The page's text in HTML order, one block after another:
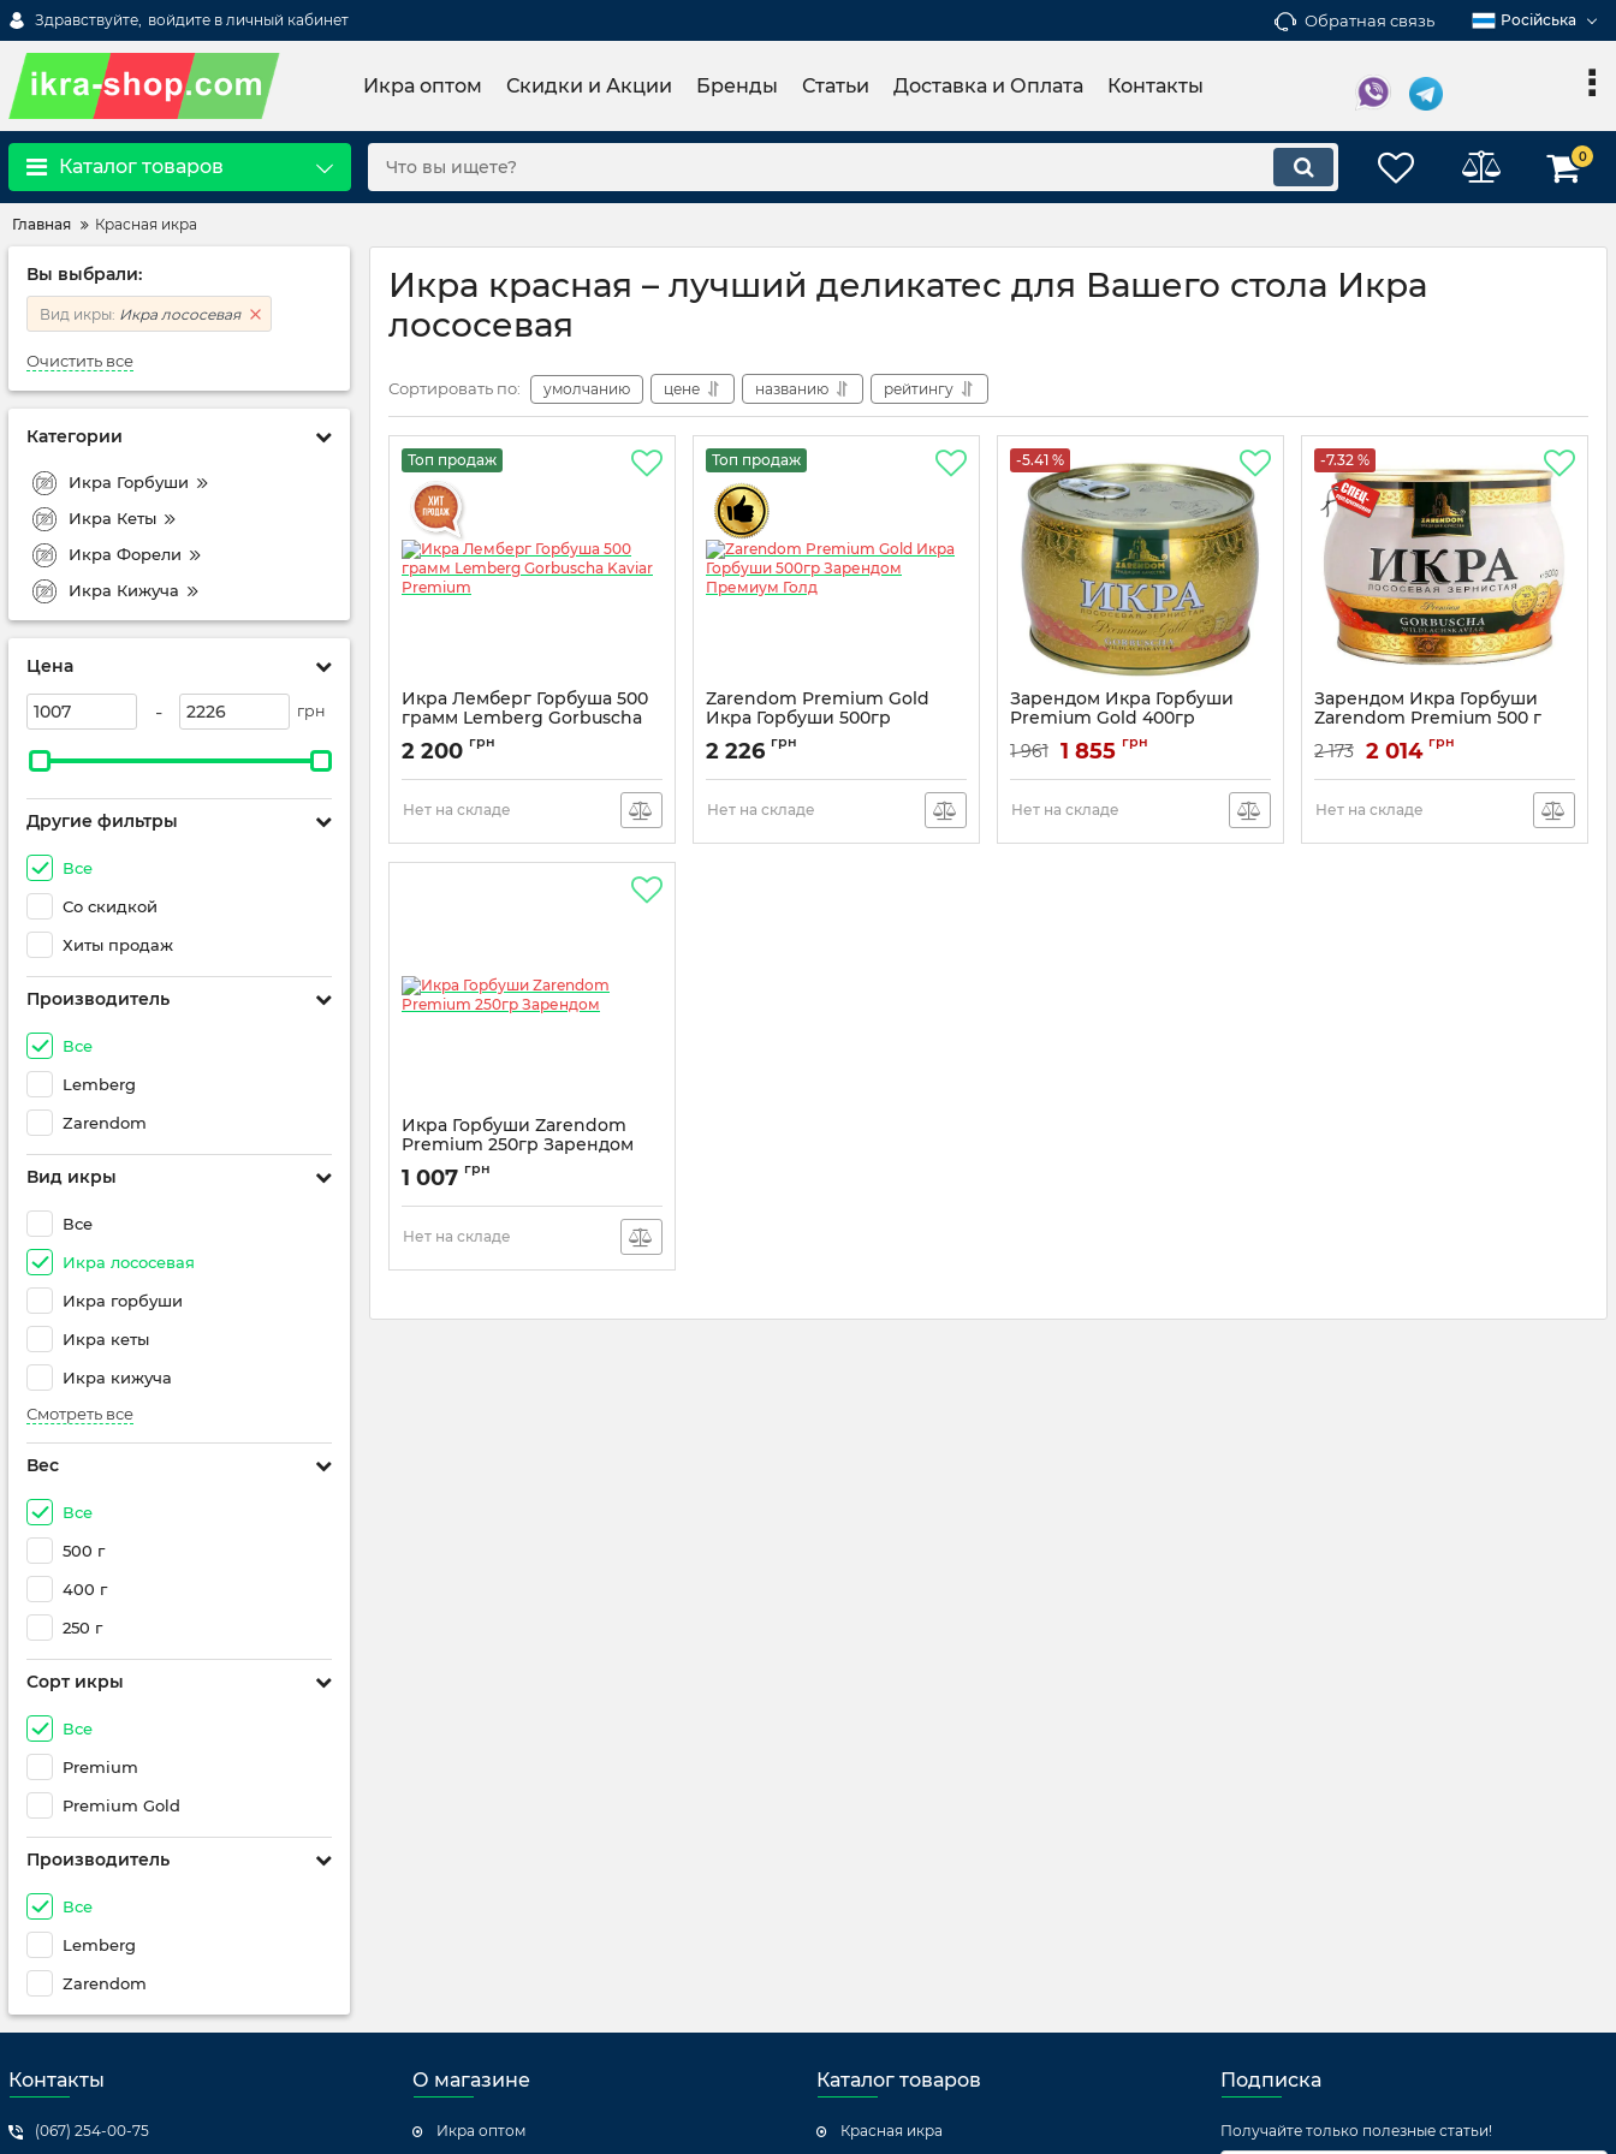
Здравствуйте, войдите в личный кабинет Обратная связь Російська
Икра оптом Скидки и Акции Бренды Статьи Доставка и Оплата Контакты
Каталог товаров 0
Главная Красная икра
Вы выбрали:
Вид икры: Икра лососевая
Очистить все
Категории
Икра Горбуши
Икра Кеты
Икра Форели
Икра Кижуча
Цена
- грн
Другие фильтры
Все
Со скидкой
Хиты продаж
Производитель
Все
Lemberg
Zarendom
Вид икры
Все
Икра лососевая
Икра горбуши
Икра кеты
Икра кижуча
Смотреть все
Вес
Все
500 г
400 г
250 г
Сорт икры
Все
Premium
Premium Gold
Производитель
Все
Lemberg
Zarendom
Икра красная – лучший деликатес для Вашего стола Икра
лососевая
Сортировать по: умолчанию цене названию рейтингу
Топ продаж
Икра Лемберг Горбуша 500
грамм Lemberg Gorbuscha
Kaviar Premium
Артикул:
2 200 грн
Нет на складе
Топ продаж
Zarendom Premium Gold
Икра Горбуши 500гр
Зарендом Премиум Голд
2 226 грн
Нет на складе
-5.41 %
Зарендом Икра Горбуши
Premium Gold 400гр
1 961 1 855 грн
Нет на складе
-7.32 %
Зарендом Икра Горбуши
Zarendom Premium 500 г
2 173 2 014 грн
Нет на складе
Икра Горбуши Zarendom
Premium 250гр Зарендом
1 007 грн
Нет на складе
Контакты
(067) 254-00-75
О магазине
Икра оптом
Каталог товаров
Красная икра
Подписка
Получайте только полезные статьи!